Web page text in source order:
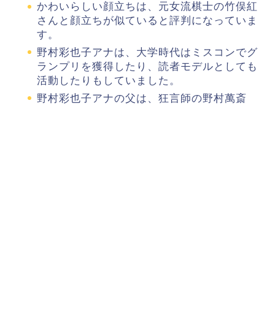
かわいらしい顔立ちは、元女流棋士の竹俣紅
さんと顔立ちが似ていると評判になっていま
す。
野村彩也子アナは、大学時代はミスコンでグ
ランプリを獲得したり、読者モデルとしても
活動したりもしていました。
野村彩也子アナの父は、狂言師の野村萬斎